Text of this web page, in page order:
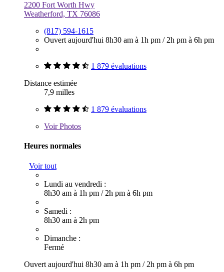
2200 Fort Worth Hwy
Weatherford, TX 76086
(817) 594-1615
Ouvert aujourd'hui 8h30 am à 1h pm / 2h pm à 6h pm
1 879 évaluations
Distance estimée
7,9 milles
1 879 évaluations
VoirPhotos
Heures normales
Voir tout
Lundi au vendredi :
8h30 am à 1h pm / 2h pm à 6h pm
Samedi :
8h30 am à 2h pm
Dimanche :
Fermé
Ouvert aujourd'hui 8h30 am à 1h pm / 2h pm à 6h pm